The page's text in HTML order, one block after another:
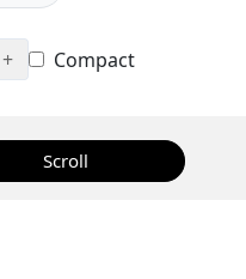
+ Compact
Scroll